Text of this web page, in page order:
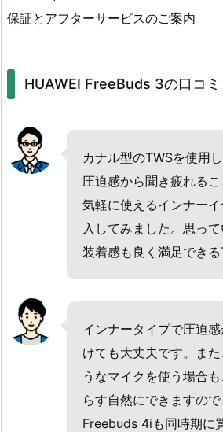
保証とアフターサービスのご案内
HUAWEI FreeBuds 3の口コミ
カナル型のTWSを使用
圧迫感から聞き疲れる
気軽に使えるインナー
入してみました。思っ
装着感も良く満足できる
インナータイプで圧迫
けても大丈夫です。ま
うなマイクを使う場合
らす自然にできますので
Freebuds 4iも同時期に